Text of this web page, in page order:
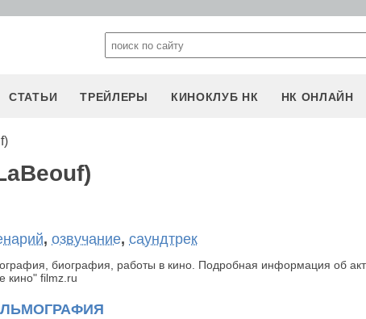
СТАТЬИ ТРЕЙЛЕРЫ КИНОКЛУБ НК НК ОНЛАЙН
, озвучание, саундтрек
биография, работы в кино. Подробная информация об
кино" filmz.ru